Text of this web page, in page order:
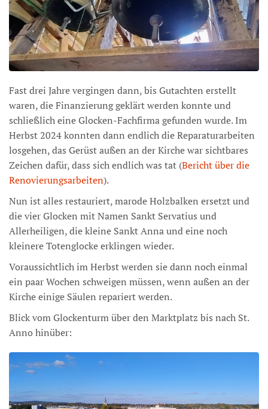
Fast drei Jahre vergingen dann, bis Gutachten erstellt
waren, die Finanzierung geklärt werden konnte und
schließlich eine Glocken-Fachfirma gefunden wurde. Im
Herbst 2024 konnten dann endlich die Reparaturarbeiten
losgehen, das Gerüst außen an der Kirche war sichtbares
Zeichen dafür, dass sich endlich was tat (Bericht über die
Renovierungsarbeiten).
Nun ist alles restauriert, marode Holzbalken ersetzt und
die vier Glocken mit Namen Sankt Servatius und
Allerheiligen, die kleine Sankt Anna und eine noch
kleinere Totenglocke erklingen wieder.
Voraussichtlich im Herbst werden sie dann noch einmal
ein paar Wochen schweigen müssen, wenn außen an der
Kirche einige Säulen repariert werden.
Blick vom Glockenturm über den Marktplatz bis nach St.
Anno hinüber: